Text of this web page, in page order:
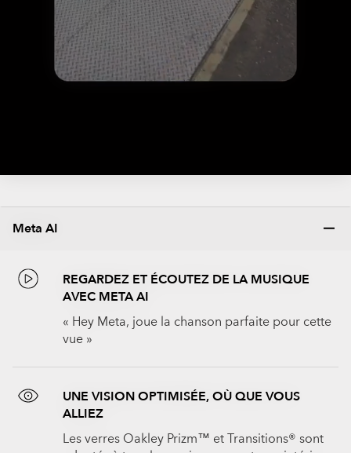
Meta AI
REGARDEZ ET ÉCOUTEZ DE LA MUSIQUE
AVEC META AI
« Hey Meta, joue la chanson parfaite pour cette
vue »
UNE VISION OPTIMISÉE, OÙ QUE VOUS
ALLIEZ
Les verres Oakley Prizm™ et Transitions® sont